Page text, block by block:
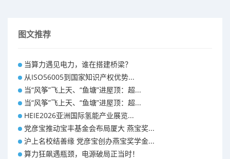
图文推荐
当算力遇见电力，谁在搭建桥梁？
从ISO56005到国家知识产权优势...
当“风筝”飞上天、“鱼塘”进屋顶：超...
当“风筝”飞上天、“鱼塘”进屋顶：超...
HEIE2026亚洲国际氢能产业展览...
党彦宝推动宝丰基金会布局厦大 燕宝奖...
沪上名校结善缘 党彦宝创办燕宝奖学金...
算力狂飙遇瓶颈，电源破局正当时！